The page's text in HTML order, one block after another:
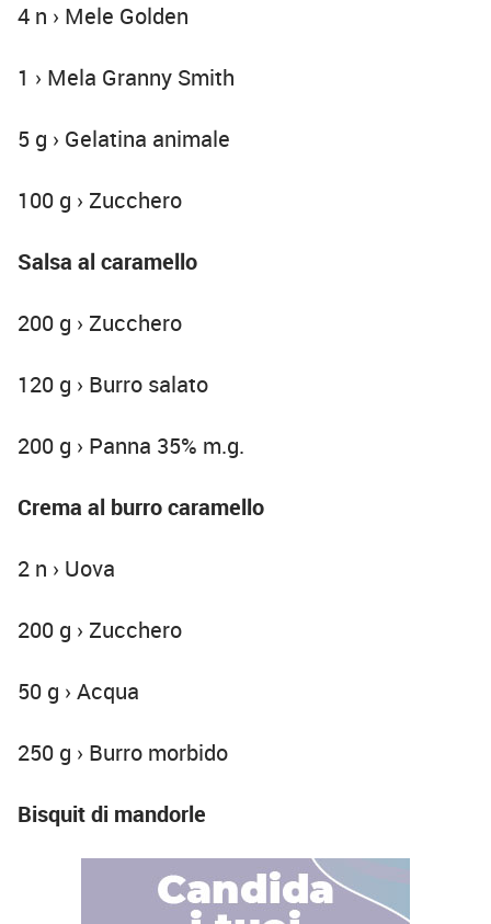
4 n › Mele Golden
1 › Mela Granny Smith
5 g › Gelatina animale
100 g › Zucchero
Salsa al caramello
200 g › Zucchero
120 g › Burro salato
200 g › Panna 35% m.g.
Crema al burro caramello
2 n › Uova
200 g › Zucchero
50 g › Acqua
250 g › Burro morbido
Bisquit di mandorle